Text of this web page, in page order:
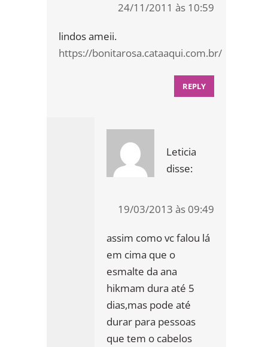
24/11/2011 às 10:59
lindos ameii.
https://bonitarosa.cataaqui.com.br/
REPLY
Leticia
disse:
19/03/2013 às 09:49
assim como vc falou lá
em cima que o
esmalte da ana
hikmam dura até 5
dias,mas pode até
durar para pessoas
que tem o cabelos